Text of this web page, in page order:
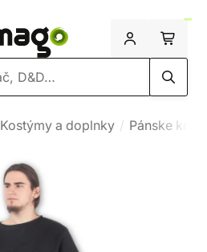
Kostýmy a doplnky Pánske